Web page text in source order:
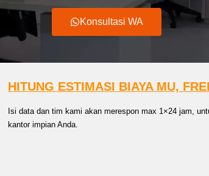
Konsultasi WA
HITUNG ESTIMASI BIAYA MU,
Isi data dan tim kami akan merespon max 1×24 jam,
kantor impian Anda.